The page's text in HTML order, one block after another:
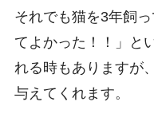
それでも猫を3年飼
てよかった！！」と
れる時もありますが
与えてくれます。